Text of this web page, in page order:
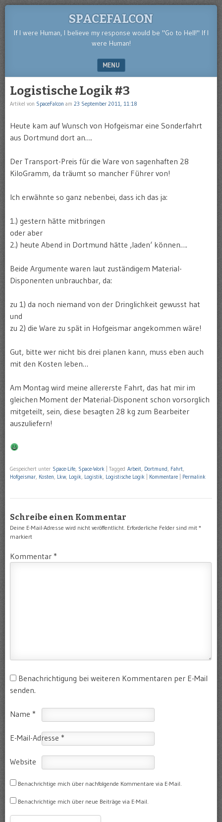
SPACEFALCON
If I were Human, I believe my response would be "Go to Hell!" If I
were Human!
MENU
Logistische Logik #3
Artikel von SpaceFalcon am 23 September 2011, 11:18
Heute kam auf Wunsch von Hofgeismar eine Sonderfahrt
aus Dortmund dort an….
Der Transport-Preis für die Ware von sagenhaften 28
KiloGramm, da träumt so mancher Führer von!
Ich erwähnte so ganz nebenbei, dass ich das ja:
1.) gestern hätte mitbringen
oder aber
2.) heute Abend in Dortmund hätte ‚laden‘ können….
Beide Argumente waren laut zuständigem Material-
Disponenten unbrauchbar, da:
zu 1) da noch niemand von der Dringlichkeit gewusst hat
und
zu 2) die Ware zu spät in Hofgeismar angekommen wäre!
Gut, bitte wer nicht bis drei planen kann, muss eben auch
mit den Kosten leben…
Am Montag wird meine allererste Fahrt, das hat mir im
gleichen Moment der Material-Disponent schon vorsorglich
mitgeteilt, sein, diese besagten 28 kg zum Bearbeiter
auszuliefern!
Gespeichert unter Space-Life, Space-Work Tagged Arbeit, Dortmund, Fahrt,
Hofgeismar, Kosten, Lkw, Logik, Logistik, Logistische Logik Kommentare Permalink
Schreibe einen Kommentar
Deine E-Mail-Adresse wird nicht veröffentlicht. Erforderliche Felder sind mit *
markiert
Kommentar *
Benachrichtigung bei weiteren Kommentaren per E-Mail
senden.
Name *
E-Mail-Adresse *
Website
Benachrichtige mich über nachfolgende Kommentare via E-Mail.
Benachrichtige mich über neue Beiträge via E-Mail.